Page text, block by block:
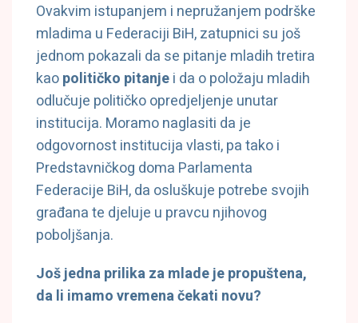
Ovakvim istupanjem i nepružanjem podrške
mladima u Federaciji BiH, zatupnici su još
jednom pokazali da se pitanje mladih tretira
kaopolitičko pitanjei da o položaju mladih
odlučuje političko opredjeljenje unutar
institucija. Moramo naglasiti da je
odgovornost institucija vlasti, pa tako i
Predstavničkog doma Parlamenta
Federacije BiH, da osluškuje potrebe svojih
građana te djeluje u pravcu njihovog
poboljšanja.
Još jedna prilika za mlade je propuštena,
da li imamo vremena čekati novu?